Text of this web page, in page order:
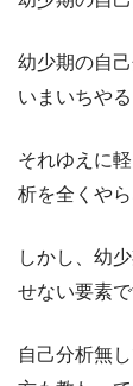
幼少期の自
いまいちや
それゆえに
析を全くやら
しかし、幼
せない要素で
自己分析無